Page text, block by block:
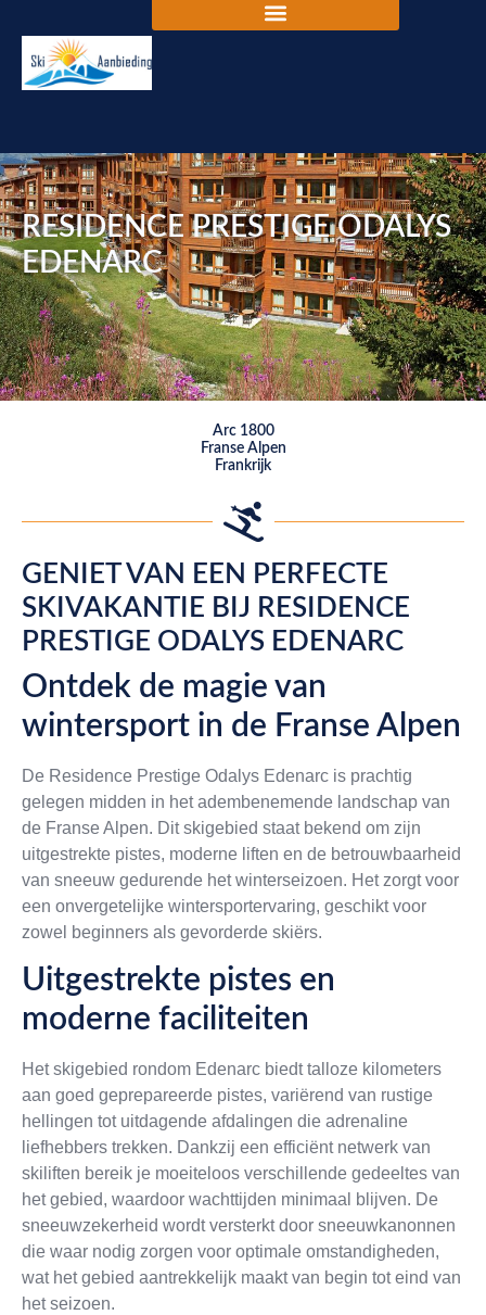
RESIDENCE PRESTIGE ODALYS
EDENARC
Arc 1800
Franse Alpen
Frankrijk
GENIET VAN EEN PERFECTE
SKIVAKANTIE BIJ RESIDENCE
PRESTIGE ODALYS EDENARC
Ontdek de magie van
wintersport in de Franse Alpen
De Residence Prestige Odalys Edenarc is prachtig
gelegen midden in het adembenemende landschap van
de Franse Alpen. Dit skigebied staat bekend om zijn
uitgestrekte pistes, moderne liften en de betrouwbaarheid
van sneeuw gedurende het winterseizoen. Het zorgt voor
een onvergetelijke wintersportervaring, geschikt voor
zowel beginners als gevorderde skiërs.
Uitgestrekte pistes en
moderne faciliteiten
Het skigebied rondom Edenarc biedt talloze kilometers
aan goed geprepareerde pistes, variërend van rustige
hellingen tot uitdagende afdalingen die adrenaline
liefhebbers trekken. Dankzij een efficiënt netwerk van
skiliften bereik je moeiteloos verschillende gedeeltes van
het gebied, waardoor wachttijden minimaal blijven. De
sneeuwzekerheid wordt versterkt door sneeuwkanonnen
die waar nodig zorgen voor optimale omstandigheden,
wat het gebied aantrekkelijk maakt van begin tot eind van
het seizoen.